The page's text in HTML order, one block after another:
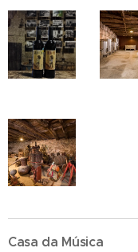
Casa da Música